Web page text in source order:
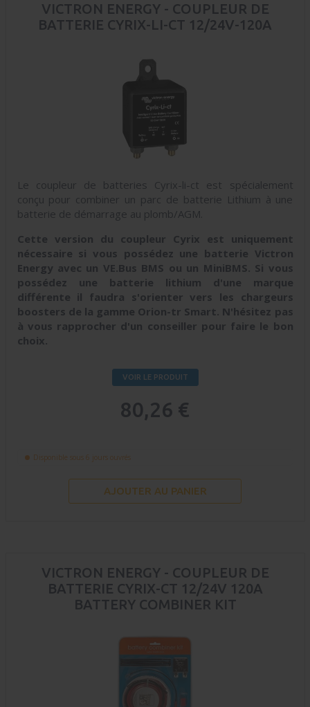
VICTRON ENERGY - COUPLEUR DE
BATTERIE CYRIX-LI-CT 12/24V-120A
Le coupleur de batteries Cyrix-li-ct est spécialement
conçu pour combiner un parc de batterie Lithium à une
batterie de démarrage au plomb/AGM.
Cette version du coupleur Cyrix est uniquement
nécessaire si vous possédez une batterie Victron
Energy avec un VE.Bus BMS ou un MiniBMS. Si vous
possédez une batterie lithium d'une marque
différente il faudra s'orienter vers les chargeurs
boosters de la gamme Orion-tr Smart. N'hésitez pas
à vous rapprocher d'un conseiller pour faire le bon
choix.
VOIR LE PRODUIT
80,26 €
Disponible sous 6 jours ouvrés
AJOUTER AU PANIER
VICTRON ENERGY - COUPLEUR DE
BATTERIE CYRIX-CT 12/24V 120A
BATTERY COMBINER KIT